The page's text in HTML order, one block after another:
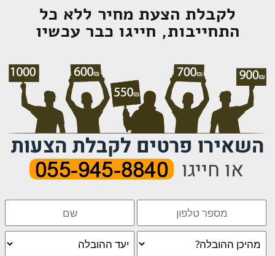
לקבלת הצעת מחיר ללא כל
התחייבות, חייגו כבר עכשיו